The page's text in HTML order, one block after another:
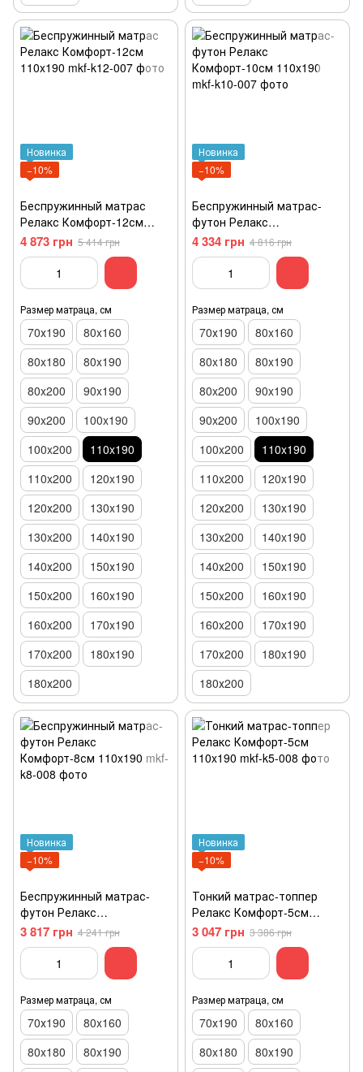
Новинка
−10%
Беспружинный матрас
Релакс Комфорт-12см
110x190
4 873 грн 5 414 грн
Размер матраца, см
70х190
80x160
80x180
80x190
80x200
90x190
90x200
100x190
100x200
110x190
110x200
120x190
120х200
130x190
130x200
140x190
140х200
150х190
150x200
160x190
160x200
170x190
170x200
180x190
180х200
Новинка
−10%
Беспружинный матрас-
футон Релакс
Комфорт-10см 110x190
4 334 грн 4 816 грн
Размер матраца, см
70х190
80x160
80x180
80x190
80x200
90x190
90x200
100x190
100x200
110x190
110x200
120x190
120х200
130x190
130x200
140x190
140х200
150х190
150x200
160x190
160x200
170x190
170x200
180x190
180х200
Новинка
−10%
Беспружинный матрас-
футон Релакс
Комфорт-8см 110x190
3 817 грн 4 241 грн
Размер матраца, см
70х190
80x160
80x180
80x190
Новинка
−10%
Тонкий матрас-топпер
Релакс Комфорт-5см
110x190
3 047 грн 3 386 грн
Размер матраца, см
70х190
80x160
80x180
80x190